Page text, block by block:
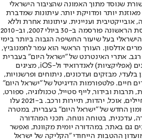
שנוסד מתוך האמונה שהציבור הישראלי
מאוזנת יותר ומדויקת יותר. עיתונות שמדברת
אובייקטיבית ועניינית. עיתונות אחרת וללא
תשלום. המהדורה המודפסת הראשונה פורסמה ב-30 ביולי 2007, וב-2010
בעל שיעור החשיפה הגבוה ביותר בימי
אדלסון. העורך הראשי הוא עמר לחמנוביץ,
אתרי האינטרנט של "ישראל היום" בעברית
ובאנגלית, כמו כן היישומונים (אפליקציות) לאנדרואיד ול-iOS, מציגים
מבזקים ועדכונים, ניתוחים ופרשנויות,
חיים. פלטפורמות הדיגיטל של "ישראל היום"
תרבות ובידור, לייף סטייל, טכנולוגיה, ספורט,
כלכלה וצרכנות, בריאות, חיילים, אוכל, יהדות, תיירות ורכב. ב-2021 עלו
החדש של "ישראל היום" בעברית, במטרה
עדכנית, בטוחה ונוחה. תכני המהדורה
גם באתר, במהדורה יומית מקוונת, ואפשר
ההטבות הייחודי "הקליקה של ישראל